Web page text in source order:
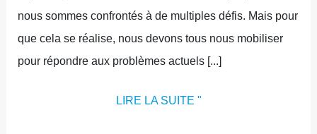
nous sommes confrontés à de multiples défis. Mais pour
que cela se réalise, nous devons tous nous mobiliser
pour répondre aux problèmes actuels [...]
LIRE LA SUITE "